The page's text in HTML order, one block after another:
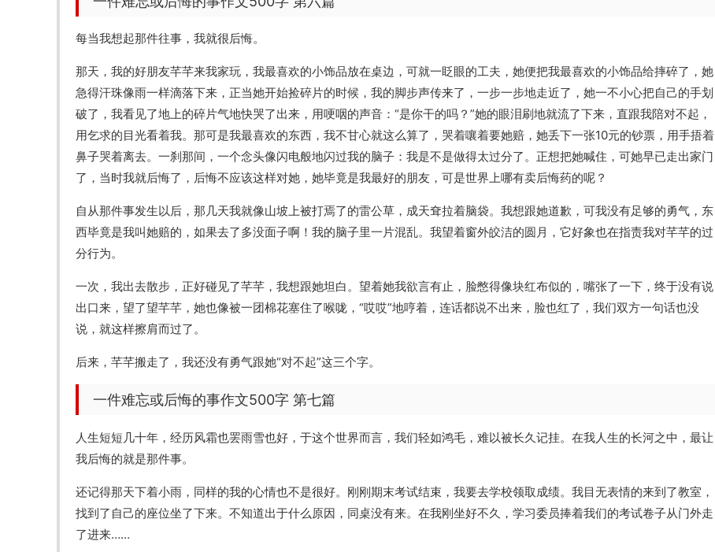
每当我想起那件往事，我就很后悔。
那天，我的好朋友芊芊来我家玩，我最喜欢的小饰品放在桌边，可就一眨眼的工夫，她便把我最喜欢的小饰品给摔碎了，她
急得汗珠像雨一样滴落下来，正当她开始捡碎片的时候，我的脚步声传来了，一步一步地走近了，她一不小心把自己的手划
破了，我看见了地上的碎片气地快哭了出来，用哽咽的声音：“是你干的吗？”她的眼泪刷地就流了下来，直跟我陪对不起，
用乞求的目光看着我。那可是我最喜欢的东西，我不甘心就这么算了，哭着嚷着要她赔，她丢下一张10元的钞票，用手捂着
鼻子哭着离去。一刹那间，一个念头像闪电般地闪过我的脑子：我是不是做得太过分了。正想把她喊住，可她早已走出家门
了，当时我就后悔了，后悔不应该这样对她，她毕竟是我最好的朋友，可是世界上哪有卖后悔药的呢？
自从那件事发生以后，那几天我就像山坡上被打焉了的雷公草，成天耷拉着脑袋。我想跟她道歉，可我没有足够的勇气，东
西毕竟是我叫她赔的，如果去了多没面子啊！我的脑子里一片混乱。我望着窗外皎洁的圆月，它好象也在指责我对芊芊的过
分行为。
一次，我出去散步，正好碰见了芊芊，我想跟她坦白。望着她我欲言有止，脸憋得像块红布似的，嘴张了一下，终于没有说
出口来，望了望芊芊，她也像被一团棉花塞住了喉咙，“哎哎”地哼着，连话都说不出来，脸也红了，我们双方一句话也没
说，就这样擦肩而过了。
后来，芊芊搬走了，我还没有勇气跟她“对不起”这三个字。
一件难忘或后悔的事作文500字 第七篇
人生短短几十年，经历风霜也罢雨雪也好，于这个世界而言，我们轻如鸿毛，难以被长久记挂。在我人生的长河之中，最让
我后悔的就是那件事。
还记得那天下着小雨，同样的我的心情也不是很好。刚刚期末考试结束，我要去学校领取成绩。我目无表情的来到了教室，
找到了自己的座位坐了下来。不知道出于什么原因，同桌没有来。在我刚坐好不久，学习委员捧着我们的考试卷子从门外走
了进来……